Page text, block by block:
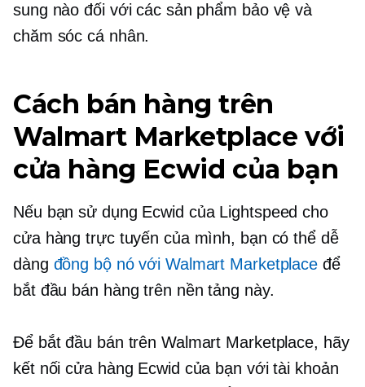
sung nào đối với các sản phẩm bảo vệ và
chăm sóc cá nhân.
Cách bán hàng trên
Walmart Marketplace với
cửa hàng Ecwid của bạn
Nếu bạn sử dụng Ecwid của Lightspeed cho
cửa hàng trực tuyến của mình, bạn có thể dễ
dàng đồng bộ nó với Walmart Marketplace để
bắt đầu bán hàng trên nền tảng này.
Để bắt đầu bán trên Walmart Marketplace, hãy
kết nối cửa hàng Ecwid của bạn với tài khoản